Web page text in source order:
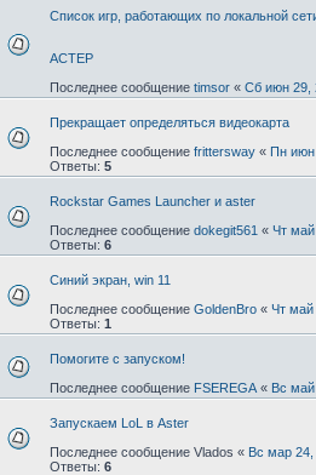
Список игр, работающих по локальной
АСТЕР
Последнее сообщение timsor « Сб июн 29,
Прекращает определяться видеокарта
Последнее сообщение frittersway « Пн июн
Ответы: 5
Rockstar Games Launcher и aster
Последнее сообщение dokegit561 « Чт май
Ответы: 6
Синий экран, win 11
Последнее сообщение GoldenBro « Чт май
Ответы: 1
Помогите с запуском!
Последнее сообщение FSEREGA « Вс май
Запускаем LoL в Aster
Последнее сообщение Vlados « Вс мар 24,
Ответы: 6